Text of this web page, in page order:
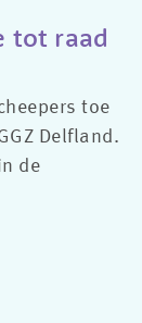
tot raad
toe
Delfland.
de